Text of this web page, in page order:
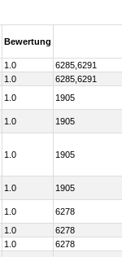
Bewertung
1.0
6285,6291
1.0 6285,6291
1.0 1905
1.0 1905
1.0 1905
1.0 1905
1.0
6278
1.0 6278
1.0 6278